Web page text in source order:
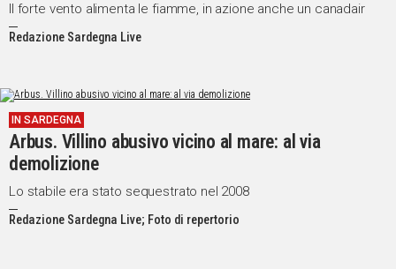
Il forte vento alimenta le fiamme, in azione anche un canadair
Redazione Sardegna Live
IN SARDEGNA
Arbus. Villino abusivo vicino al mare: al via
demolizione
Lo stabile era stato sequestrato nel 2008
Redazione Sardegna Live; Foto di repertorio